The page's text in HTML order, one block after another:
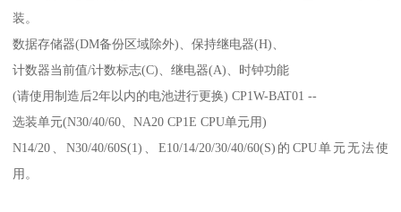
装。
数据存储器(DM备份区域除外)、保持继电器(H)、
计数器当前值/计数标志(C)、继电器(A)、时钟功能
(请使用制造后2年以内的电池进行更换) CP1W-BAT01 --
选装单元(N30/40/60、NA20 CP1E CPU单元用)
N14/20、N30/40/60S(1)、E10/14/20/30/40/60(S)的CPU单元无法使
用。